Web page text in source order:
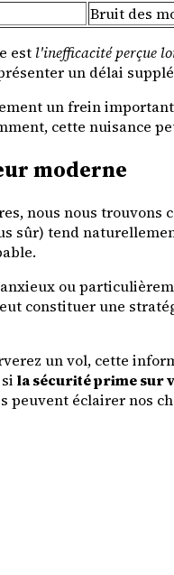
Bruit des
est l'inefficacité perçue
un délai
un frein
cette nuisance
moderne
nous nous
sûr) tend
ou
constituer une
un vol, cette
la sécurité prime sur
peuvent éclairer nos